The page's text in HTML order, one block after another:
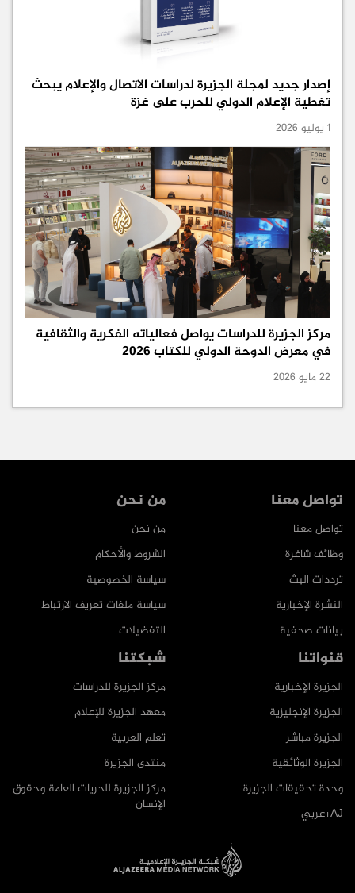
إصدار جديد لمجلة الجزيرة لدراسات الاتصال والإعلام يبحث
تغطية الإعلام الدولي للحرب على غزة
1 يوليو 2026
مركز الجزيرة للدراسات يواصل فعالياته الفكرية والثقافية
في معرض الدوحة الدولي للكتاب 2026
22 مايو 2026
من نحن
من نحن
الشروط والأحكام
سياسة الخصوصية
سياسة ملفات تعريف الارتباط
التفضيلات
تواصل معنا
تواصل معنا
وظائف شاغرة
ترددات البث
النشرة الإخبارية
بيانات صحفية
شبكتنا
مركز الجزيرة للدراسات
معهد الجزيرة للإعلام
تعلم العربية
منتدى الجزيرة
مركز الجزيرة للحريات العامة وحقوق
الإنسان
قنواتنا
الجزيرة الإخبارية
الجزيرة الإنجليزية
الجزيرة مباشر
الجزيرة الوثائقية
وحدة تحقيقات الجزيرة
AJ+عربي